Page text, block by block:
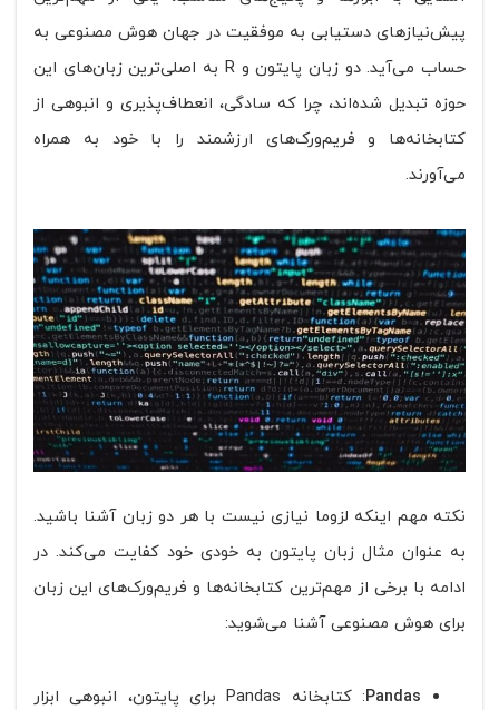
پیش‌نیازهای دستیابی به موفقیت در جهان هوش مصنوعی به
حساب می‌آید. دو زبان پایتون و R به اصلی‌ترین زبان‌های این
حوزه تبدیل شده‌اند، چرا که سادگی، انعطاف‌پذیری و انبوهی از
کتابخانه‌ها و فریم‌ورک‌های ارزشمند را با خود به همراه
می‌آورند.
نکته مهم اینکه لزوما نیازی نیست با هر دو زبان آشنا باشید.
به عنوان مثال زبان پایتون به خودی خود کفایت می‌کند. در
ادامه با برخی از مهم‌ترین کتابخانه‌ها و فریم‌ورک‌های این زبان
برای هوش مصنوعی آشنا می‌شوید:
Pandas
: کتابخانه Pandas برای پایتون، انبوهی ابزار